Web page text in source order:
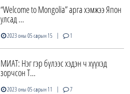
“Welcome to Mongolia” арга хэмжээ Япон
улсад …
2023 оны 05 сарын 15 | 1
МИАТ: Нэг гэр бүлээс хэдэн ч хүүхэд
зорчсон Т…
2023 оны 05 сарын 11 | 7